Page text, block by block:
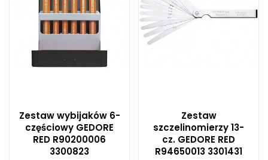
Zestaw wybijaków 6-
częściowy GEDORE
RED R90200006
3300823
Zestaw
szczelinomierzy 13-
cz. GEDORE RED
R94650013 3301431